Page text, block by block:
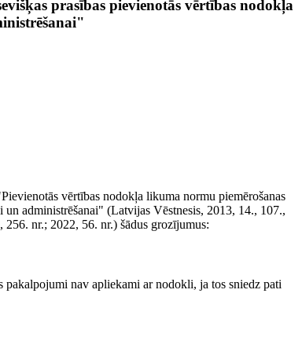
prasības pievienotās vērtības nodokļa
vērtības nodokļa likuma normu piemērošanas
un administrēšanai" (Latvijas Vēstnesis, 2013, 14., 107.,
nr.; 2022, 56. nr.) šādus grozījumus:
nav apliekami ar nodokli, ja tos sniedz pati